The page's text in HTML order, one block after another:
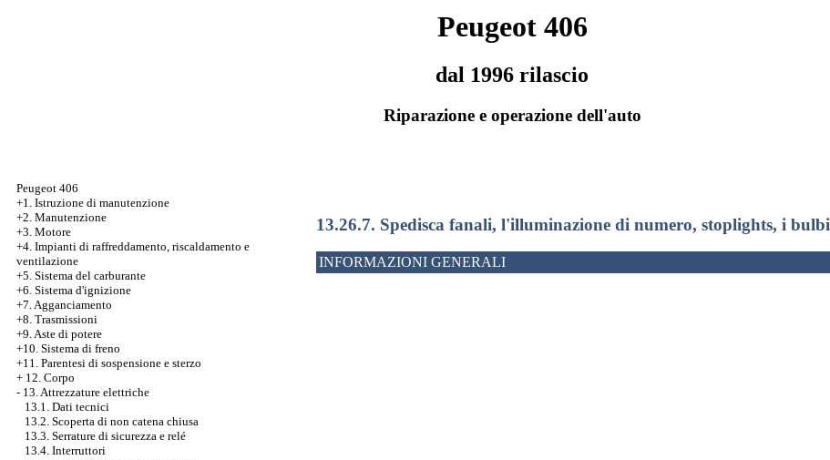
Peugeot 406
dal 1996 rilascio
Riparazione e operazione dell'auto
Peugeot 406
+1. Istruzione di manutenzione
+2. Manutenzione
+3. Motore
+4. Impianti di raffreddamento, riscaldamento e
ventilazione
+5. Sistema del carburante
+6. Sistema d'ignizione
+7. Agganciamento
+8. Trasmissioni
+9. Aste di potere
+10. Sistema di freno
+11. Parentesi di sospensione e sterzo
+ 12. Corpo
- 13. Attrezzature elettriche
13.1. Dati tecnici
13.2. Scoperta di non catena chiusa
13.3. Serrature di sicurezza e relé
13.4. Interruttori
13.26.7. Spedisca fanali, l'illuminazione di numero, stoplights, i bulbi
INFORMAZIONI GENERALI